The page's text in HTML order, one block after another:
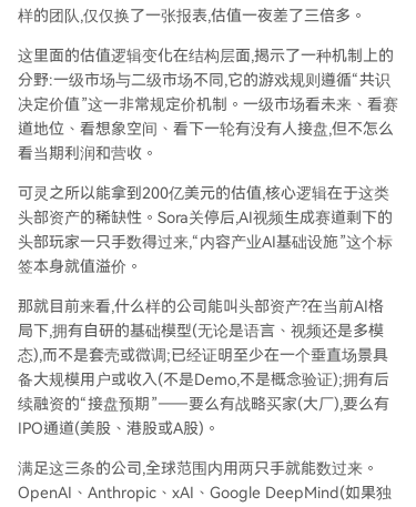
样的团队,仅仅换了一张报表,估值一夜差了三倍多。
这里面的估值逻辑变化在结构层面,揭示了一种机制上的
分野:一级市场与二级市场不同,它的游戏规则遵循“共识
决定价值”这一非常规定价机制。一级市场看未来、看赛
道地位、看想象空间、看下一轮有没有人接盘,但不怎么
看当期利润和营收。
可灵之所以能拿到200亿美元的估值,核心逻辑在于这类
头部资产的稀缺性。Sora关停后,AI视频生成赛道剩下的
头部玩家一只手数得过来,“内容产业AI基础设施”这个标
签本身就值溢价。
那就目前来看,什么样的公司能叫头部资产?在当前AI格
局下,拥有自研的基础模型(无论是语言、视频还是多模
态),而不是套壳或微调;已经证明至少在一个垂直场景具
备大规模用户或收入(不是Demo,不是概念验证);拥有后
续融资的“接盘预期”——要么有战略买家(大厂),要么有
IPO通道(美股、港股或A股)。
满足这三条的公司,全球范围内用两只手就能数过来。
OpenAI、Anthropic、xAI、Google DeepMind(如果独